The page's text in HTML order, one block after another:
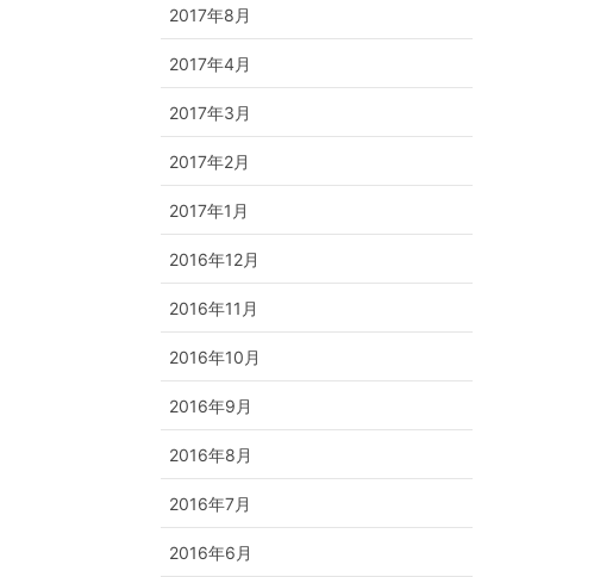
2017年8月
2017年4月
2017年3月
2017年2月
2017年1月
2016年12月
2016年11月
2016年10月
2016年9月
2016年8月
2016年7月
2016年6月